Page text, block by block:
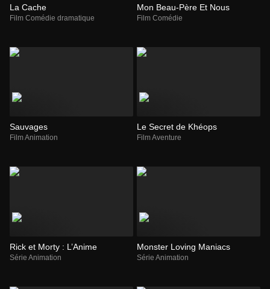
La Cache
Film Comédie dramatique
Mon Beau-Père Et Nous
Film Comédie
Sauvages
Film Animation
Le Secret de Khéops
Film Aventure
Rick et Morty : L’Anime
Série Animation
Monster Loving Maniacs
Série Animation